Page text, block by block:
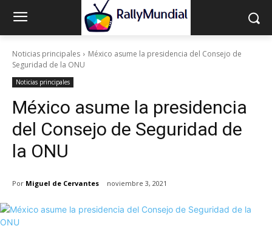
Noticias principales
México asume la presidencia del Consejo de
Seguridad de la ONU
Noticias principales
México asume la presidencia
del Consejo de Seguridad de
la ONU
Por Miguel de Cervantes noviembre 3, 2021